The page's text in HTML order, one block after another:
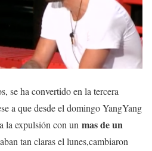
se ha convertido en la tercera
a que desde el domingo YangYang
la expulsión con un mas de un
tan claras el lunes,cambiaron